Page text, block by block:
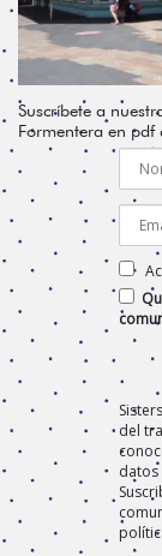
Suscríbete a
Formentera en pdf
del